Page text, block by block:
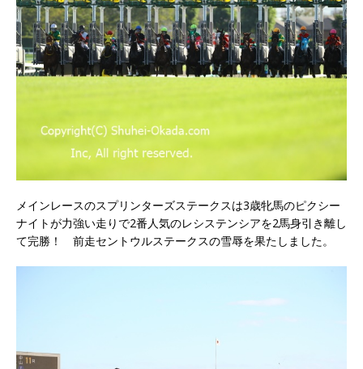
メインレースのスプリンターズステークスは3歳牝馬のピクシー
ナイトが力強い走りで2番人気のレシステンシアを2馬身引き離し
て完勝！ 前走セントウルステークスの雪辱を果たしました。